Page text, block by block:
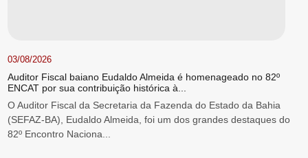
03/08/2026
Auditor Fiscal baiano Eudaldo Almeida é homenageado no 82º
ENCAT por sua contribuição histórica à...
O Auditor Fiscal da Secretaria da Fazenda do Estado da Bahia
(SEFAZ-BA), Eudaldo Almeida, foi um dos grandes destaques do
82º Encontro Naciona...